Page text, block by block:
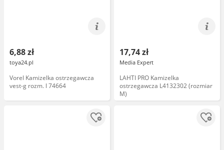
6,88 zł
toya24.pl
Vorel Kamizelka ostrzegawcza
vest-g rozm. l 74664
17,74 zł
Media Expert
LAHTI PRO Kamizelka
ostrzegawcza L4132302 (rozmiar
M)